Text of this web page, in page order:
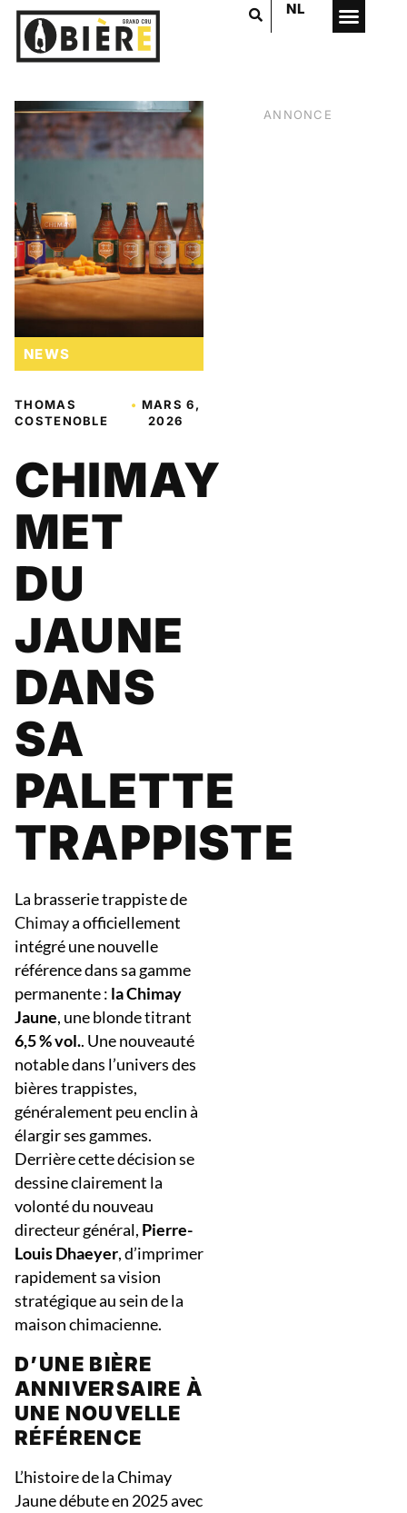
NL
NEWS
THOMAS
COSTENOBLE
• MARS 6,
2026
CHIMAY
MET
DU
JAUNE
DANS
SA
PALETTE
TRAPPISTE
La brasserie trappiste de
Chimaya officiellement
intégré une nouvelle
référence dans sa gamme
permanente : la Chimay
Jaune, une blonde titrant
6,5 % vol.. Une nouveauté
notable dans l’univers des
bières trappistes,
généralement peu enclin à
élargir ses gammes.
Derrière cette décision se
dessine clairement la
volonté du nouveau
directeur général, Pierre-
Louis Dhaeyer, d’imprimer
rapidement sa vision
stratégique au sein de la
maison chimacienne.
D’UNE BIÈRE
ANNIVERSAIRE À
UNE NOUVELLE
RÉFÉRENCE
L’histoire de la Chimay
Jaune débute en 2025 avec
ANNONCE